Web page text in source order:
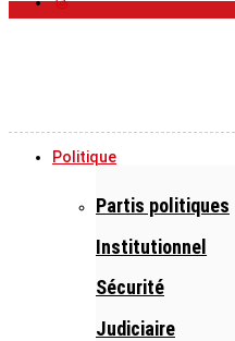
Politique
Partis politiques
Institutionnel
Sécurité
Judiciaire